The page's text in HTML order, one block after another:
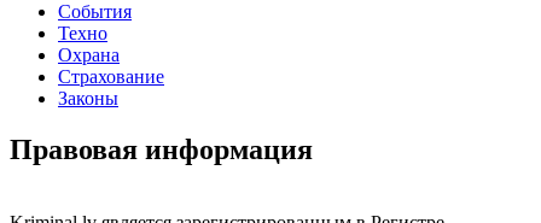
События
Техно
Охрана
Страхование
Законы
Правовая информация